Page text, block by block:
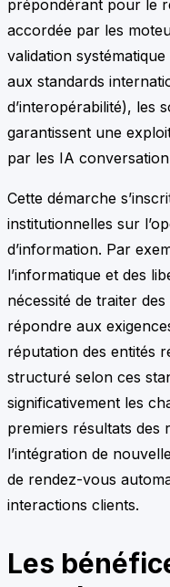
prépondérant pour le
accordée par les
validation
aux standards
d’interopérabilité), les
garantissent une
par les IA
Cette démarche
institutionnelles sur
d’information. Par
l’informatique et des
nécessité de traiter
répondre aux
réputation des entités
structuré selon ces
significativement les
premiers résultats des
l’intégration de
de rendez-vous
interactions clients.
Les